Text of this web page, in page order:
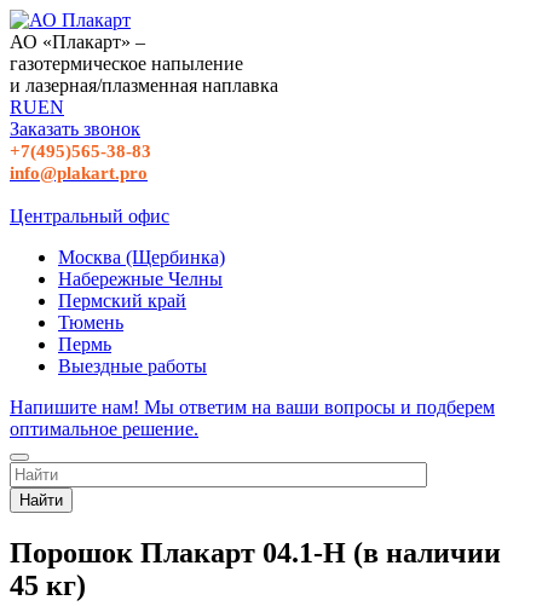
АО «Плакарт» –
газотермическое напыление
и лазерная/плазменная наплавка
RUEN
Заказать звонок
+7(495)565-38-83
info@plakart.pro
Центральный офис
Москва (Щербинка)
Набережные Челны
Пермский край
Тюмень
Пермь
Выездные работы
Напишите нам! Мы ответим на ваши вопросы и подберем
оптимальное решение.
Найти
Порошок Плакарт 04.1-H (в наличии
45 кг)